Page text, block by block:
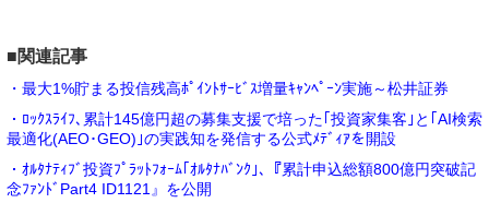
■関連記事
・最大1%貯まる投信残高ﾎﾟｲﾝﾄｻｰﾋﾞｽ増量ｷｬﾝﾍﾟｰﾝ実施～松井証券
・ﾛｯｸｽﾗｲﾌ､累計145億円超の募集支援で培った｢投資家集客｣と｢AI検索
最適化(AEO･GEO)｣の実践知を発信する公式ﾒﾃﾞｨｱを開設
・ｵﾙﾀﾅﾃｨﾌﾞ投資ﾌﾟﾗｯﾄﾌｫｰﾑ｢ｵﾙﾀﾅﾊﾞﾝｸ｣､『累計申込総額800億円突破記
念ﾌｧﾝﾄﾞPart4 ID1121』を公開